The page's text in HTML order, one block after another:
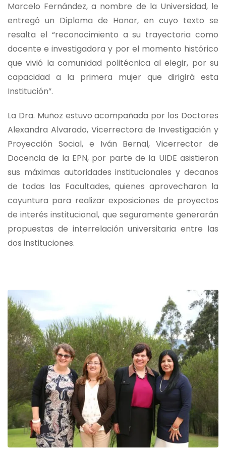
Marcelo Fernández, a nombre de la Universidad, le
entregó un Diploma de Honor, en cuyo texto se
resalta el “reconocimiento a su trayectoria como
docente e investigadora y por el momento histórico
que vivió la comunidad politécnica al elegir, por su
capacidad a la primera mujer que dirigirá esta
Institución”.
La Dra. Muñoz estuvo acompañada por los Doctores
Alexandra Alvarado, Vicerrectora de Investigación y
Proyección Social, e Iván Bernal, Vicerrector de
Docencia de la EPN, por parte de la UIDE asistieron
sus máximas autoridades institucionales y decanos
de todas las Facultades, quienes aprovecharon la
coyuntura para realizar exposiciones de proyectos
de interés institucional, que seguramente generarán
propuestas de interrelación universitaria entre las
dos instituciones.